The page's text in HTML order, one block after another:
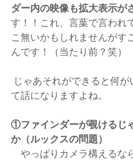
ダー内の映像も拡大表示が
す！！これ、言葉で言われ
こ無いかもしれませんがす
んです！（当たり前？笑）
て話になりますよね。
①ファインダーが覗けるじ
か（ルックスの問題）
やっぱりカメラ構えるな